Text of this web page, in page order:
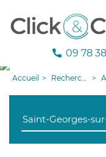
09 78
Accueil Recherche aide à domicile